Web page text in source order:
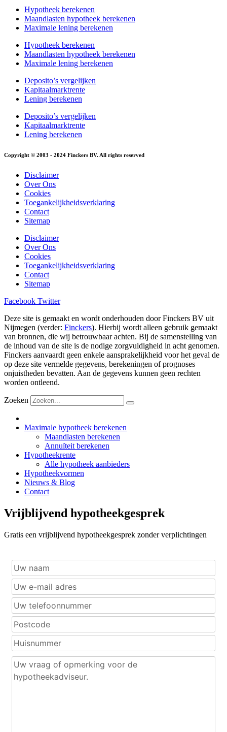
Hypotheek berekenen
Maandlasten hypotheek berekenen
Maximale lening berekenen
Hypotheek berekenen
Maandlasten hypotheek berekenen
Maximale lening berekenen
Deposito’s vergelijken
Kapitaalmarktrente
Lening berekenen
Deposito’s vergelijken
Kapitaalmarktrente
Lening berekenen
Copyright © 2003 - 2024 Finckers BV. All rights reserved
Disclaimer
Over Ons
Cookies
Toegankelijkheidsverklaring
Contact
Sitemap
Disclaimer
Over Ons
Cookies
Toegankelijkheidsverklaring
Contact
Sitemap
Facebook Twitter
Deze site is gemaakt en wordt onderhouden door Finckers BV uit
Nijmegen (verder: Finckers). Hierbij wordt alleen gebruik gemaakt
van bronnen, die wij betrouwbaar achten. Bij de samenstelling van
de inhoud van de site is de nodige zorgvuldigheid in acht genomen.
Finckers aanvaardt geen enkele aansprakelijkheid voor het geval de
op deze site vermelde gegevens, berekeningen of prognoses
onjuistheden bevatten. Aan de gegevens kunnen geen rechten
worden ontleend.
Zoeken
Maximale hypotheek berekenen
Maandlasten berekenen
Annuïteit berekenen
Hypotheekrente
Alle hypotheek aanbieders
Hypotheekvormen
Nieuws & Blog
Contact
Vrijblijvend hypotheekgesprek
Gratis een vrijblijvend hypotheekgesprek zonder verplichtingen